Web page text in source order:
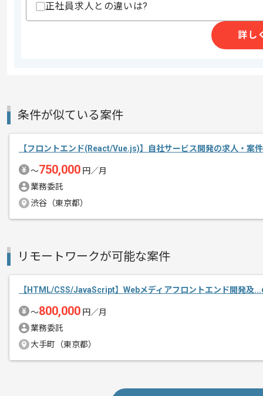
上記に似た経験やスキルをお持ちであれば
支払いサイト
その他募集要項
エージェントからのコ
メント
今回はスマートテレビ用アプリ運用を
基本的には一部リモートでの作業を想定
正社員求人との違いは?
詳し
条件が似ている案件
【フロントエンド(React/Vue.js)】自社サービス開発の求人・案件
〜750,000 円／月
業務委託
渋谷（東京都）
リモートワークが可能な案件
【HTML/CSS/JavaScript】Webメディアフロントエンド開発及
〜800,000 円／月
業務委託
大手町（東京都）